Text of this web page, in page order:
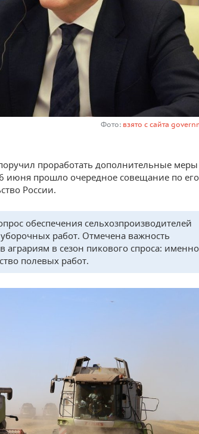
Фото: взято с сайта
проработать дополнительные меры
июня прошло очередное совещание по его
России.
обеспечения сельхозпроизводителей
работ. Отмечена важность
аграриям в сезон пикового спроса:
полевых работ.